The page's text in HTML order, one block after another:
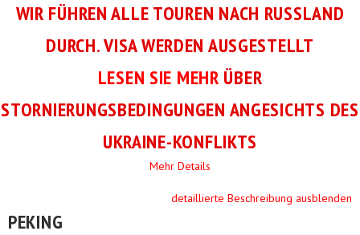
WIR FÜHREN ALLE TOUREN NACH RUSSLAND
DURCH. VISA WERDEN AUSGESTELLT
LESEN SIE MEHR ÜBER
STORNIERUNGSBEDINGUNGEN ANGESICHTS DES
UKRAINE-KONFLIKTS
Mehr Details
detaillierte Beschreibung ausblenden
PEKING